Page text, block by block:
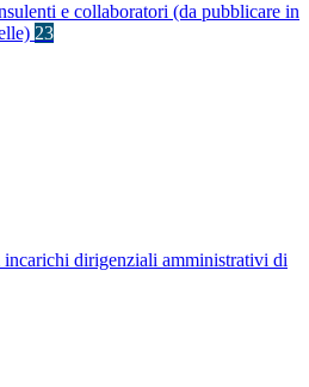
e collaboratori (da pubblicare in
23
dirigenziali amministrativi di